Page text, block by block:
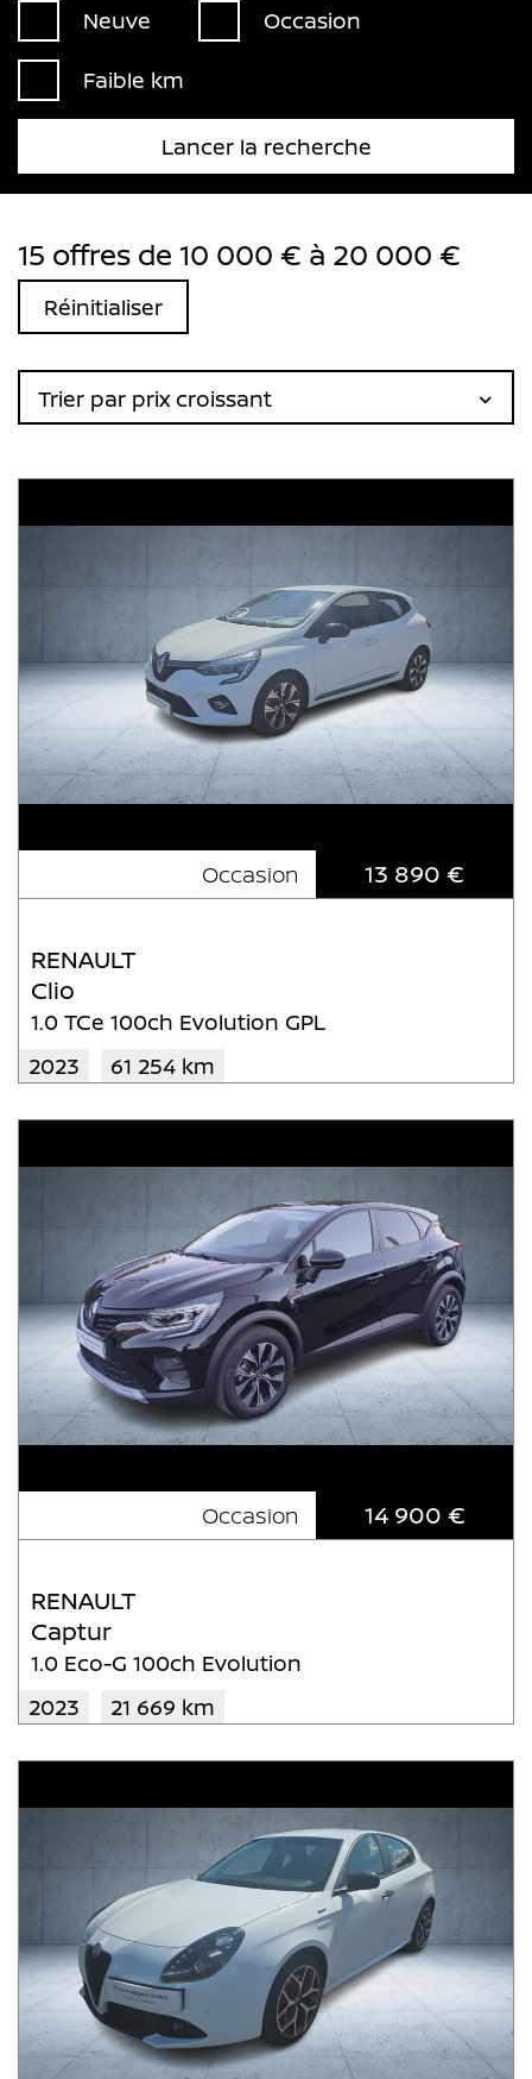
Neuve Occasion
Faible km
Lancer la recherche
15 offres de 10 000 € à 20 000 €
Réinitialiser
Trier par prix croissant
Occasion 13 890 €
RENAULT
Clio
1.0 TCe 100ch Evolution GPL
2023
61 254 km
Occasion 14 900 €
RENAULT
Captur
1.0 Eco-G 100ch Evolution
2023
21 669 km